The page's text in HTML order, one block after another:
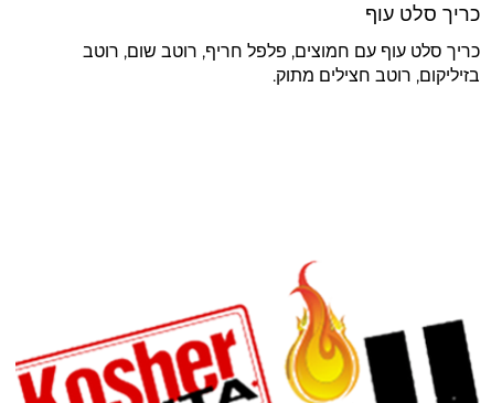
כריך סלט עוף
כריך סלט עוף עם חמוצים, פלפל חריף, רוטב שום, רוטב
בזיליקום, רוטב חצילים מתוק.